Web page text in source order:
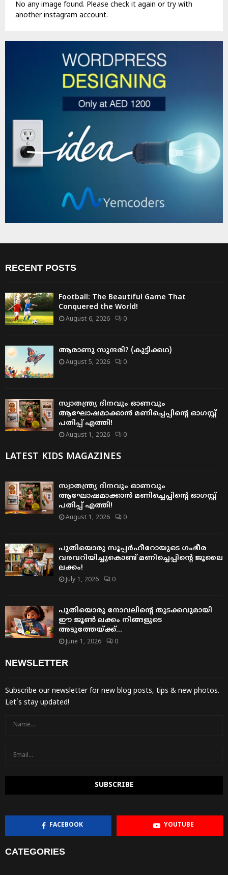
No any image found. Please check it again or try with
another instagram account.
RECENT POSTS
Football: The Beautiful Game That
Conquered the World!
August 6, 2026 0
ആരാണു സുന്ദരി? (കുട്ടിക്കഥ)
August 5, 2026 0
സ്വാതന്ത്ര്യ ദിനവും ഓണവും
ആഘോഷമാക്കാൻ മണിച്ചെപ്പിന്റെ ഓഗസ്റ്റ്
പതിപ്പ് എത്തി!
August 1, 2026 0
LATEST KIDS MAGAZINES
സ്വാതന്ത്ര്യ ദിനവും ഓണവും
ആഘോഷമാക്കാൻ മണിച്ചെപ്പിന്റെ ഓഗസ്റ്റ്
പതിപ്പ് എത്തി!
August 1, 2026 0
പുതിയൊരു സൂപ്പർഹീറോയുടെ ഗംഭീര
വരവറിയിച്ചുകൊണ്ട് മണിച്ചെപ്പിന്റെ ജൂലൈ
ലക്കം!
July 1, 2026 0
പുതിയൊരു നോവലിന്റെ തുടക്കവുമായി
ഈ ജൂൺ ലക്കം നിങ്ങളുടെ
അടുത്തേയ്ക്ക്…
June 1, 2026 0
NEWSLETTER
Subscribe our newsletter for new blog posts, tips & new photos.
Let's stay updated!
FACEBOOK YOUTUBE
CATEGORIES